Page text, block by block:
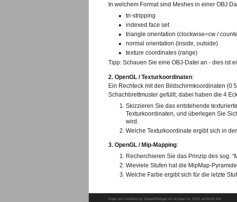
In welchem Format sind Meshes in einer OBJ
tri-stripping
indexed face set
triangle orientation (clockwise=cw /
normal orientation (inside, outside)
texture coordinates (range)
Tipp: Schauen Sie eine OBJ-Datei an - dies ist
2. OpenGL / Texturkoordinaten:
Ein Rechteck mit den Bildschirmkoordinaten (0
Schachbrettmuster gefüllt; dabei haben die 4
Skizzieren Sie das entstehende
Texturkoordinaten, und überlegen Sie
wird.
Welche Texturkoordinate ergibt sich in
3. OpenGL / Mip-Mapping:
Recherchieren Sie das Prinzip des sog.
Wieviele Stufen hat die MipMap-
Welche Farbe ergibt sich für die letzte
Page last modified by StefanRoettger on October 10, 2025, at 09:41 AM.